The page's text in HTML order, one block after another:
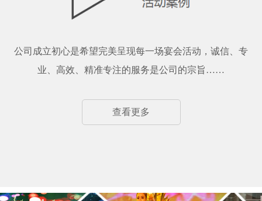
公司成立初心是希望完美呈现每一场宴会活动，诚信、专
业、高效、精准专注的服务是公司的宗旨……
查看更多